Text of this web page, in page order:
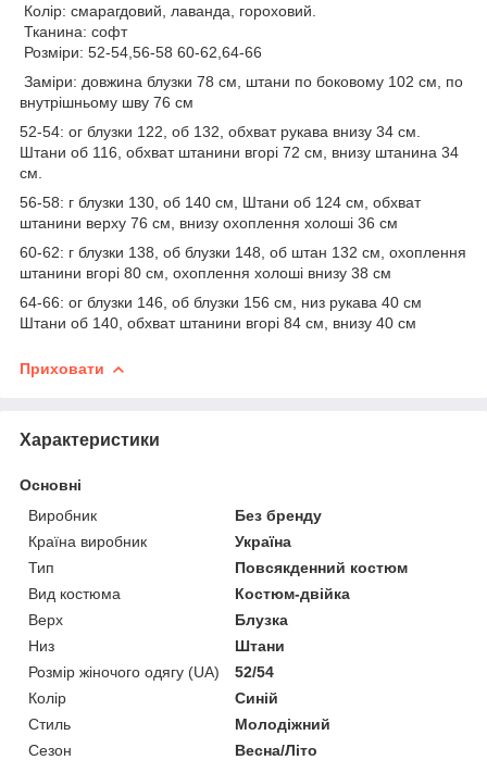
Колір: смарагдовий, лаванда, гороховий.
Тканина: софт
Розміри: 52-54,56-58 60-62,64-66
Заміри: довжина блузки 78 см, штани по боковому 102 см, по
внутрішньому шву 76 см
52-54: ог блузки 122, об 132, обхват рукава внизу 34 см.
Штани об 116, обхват штанини вгорі 72 см, внизу штанина 34
см.
56-58: г блузки 130, об 140 см, Штани об 124 см, обхват
штанини верху 76 см, внизу охоплення холоші 36 см
60-62: г блузки 138, об блузки 148, об штан 132 см, охоплення
штанини вгорі 80 см, охоплення холоші внизу 38 см
64-66: ог блузки 146, об блузки 156 см, низ рукава 40 см
Штани об 140, обхват штанини вгорі 84 см, внизу 40 см
Приховати
Характеристики
Основні
Виробник
Без бренду
Країна виробник
Україна
Тип
Повсякденний костюм
Вид костюма
Костюм-двійка
Верх
Блузка
Низ
Штани
Розмір жіночого одягу (UA)
52/54
Колір
Синій
Стиль
Молодіжний
Сезон
Весна/Літо